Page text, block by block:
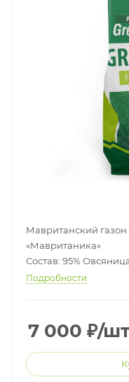
Мавританский
«Мавританика»
Состав: 95%
Подробности
7 000 ₽/